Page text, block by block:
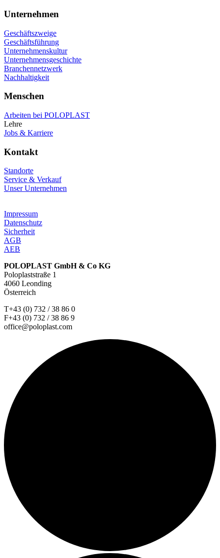
Unternehmen
Geschäftszweige
Geschäftsführung
Unternehmenskultur
Unternehmensgeschichte
Branchennetzwerk
Nachhaltigkeit
Menschen
Arbeiten bei POLOPLAST
Lehre
Jobs & Karriere
Kontakt
Standorte
Service & Verkauf
Unser Unternehmen
Impressum
Datenschutz
Sicherheit
AGB
AEB
POLOPLAST GmbH & Co KG
Poloplaststraße 1
4060 Leonding
Österreich
T+43 (0) 732 / 38 86 0
F+43 (0) 732 / 38 86 9
office@poloplast.com